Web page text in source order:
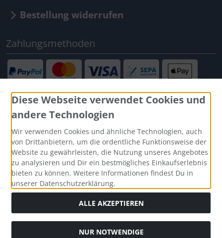
Bestellung widerrufen
Zahlungsmethoden
Social Media
Diese Webseite verwendet Cookies und
andere Technologien
Wir verwenden Cookies und ähnliche Technologien, auch
von Drittanbietern, um die ordentliche Funktionsweise der
Website zu gewährleisten, die Nutzung unseres Angebotes
zu analysieren und Dir ein bestmögliches Einkaufserlebnis
bieten zu können. Weitere Informationen findest Du in
unserer Datenschutzerklärung.
ALLE AKZEPTIEREN
NUR NOTWENDIGE